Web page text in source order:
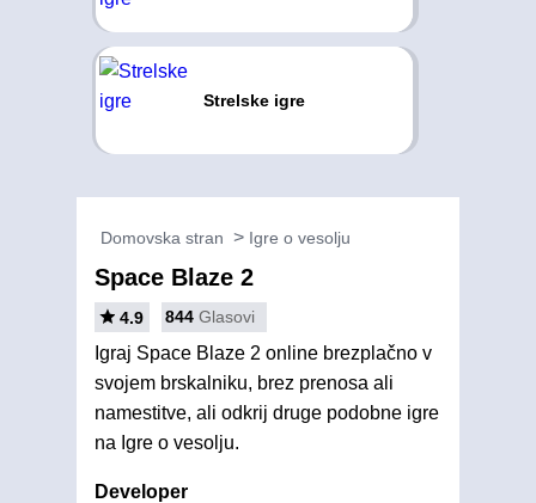
Strelske igre
Domovska stran Igre o vesolju
Space Blaze 2
4.9 844 Glasovi
Igraj Space Blaze 2 online brezplačno v
svojem brskalniku, brez prenosa ali
namestitve, ali odkrij druge podobne igre
na Igre o vesolju.
Developer